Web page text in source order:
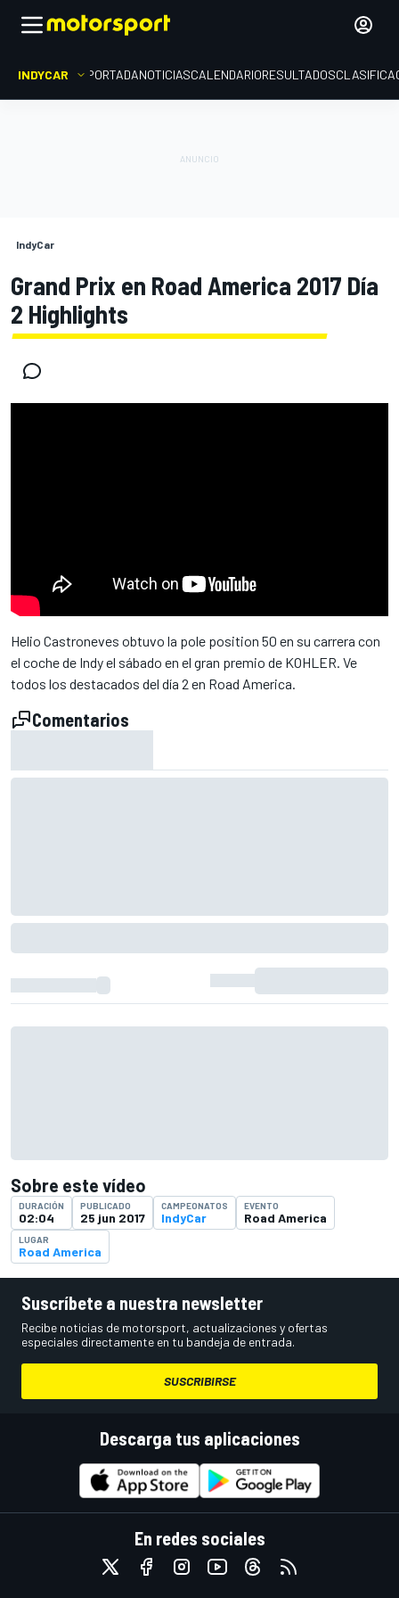
INDYCAR PORTADANOTICIASCALENDARIORESULTADOS
IndyCar
Grand Prix en Road America 2017 Día
2 Highlights
Helio Castroneves obtuvo la pole position 50 en su carrera con
el coche de Indy el sábado en el gran premio de KOHLER. Ve
todos los destacados del día 2 en Road America.
Comentarios
Sobre este vídeo
DURACIÓN
02:04
PUBLICADO
25 jun 2017
CAMPEONATOS
IndyCar
EVENTO
Road America
LUGAR
Road America
Suscríbete a nuestra newsletter
Recibe noticias de motorsport, actualizaciones y ofertas
especiales directamente en tu bandeja de entrada.
SUSCRIBIRSE
Descarga tus aplicaciones
En redes sociales